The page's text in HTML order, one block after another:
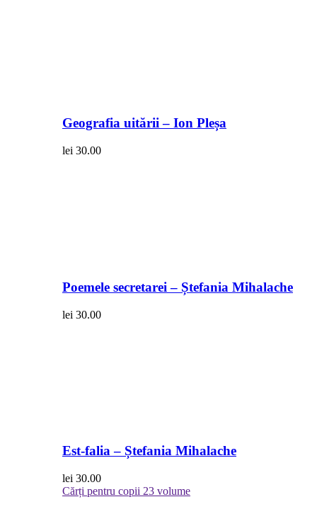
Geografia uitării – Ion Pleșa
lei 30.00
Poemele secretarei – Ștefania Mihalache
lei 30.00
Est-falia – Ștefania Mihalache
lei 30.00
Cărți pentru copii 23 volume